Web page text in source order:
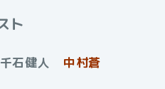
ト
千石健人 中村蒼